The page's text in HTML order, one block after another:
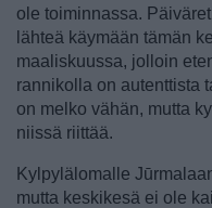
ole toiminnassa.
lähteä käymään tämän
maaliskuussa, jolloin
rannikolla on autenttista
on melko vähän, mutta
niissä riittää.
Kylpylälomalle
mutta keskikesä ei ole